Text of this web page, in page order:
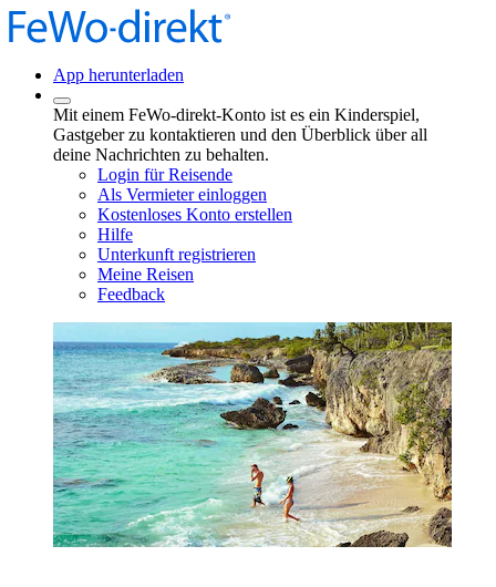
App herunterladen
Mit einem FeWo-direkt-Konto ist es ein Kinderspiel,
Gastgeber zu kontaktieren und den Überblick über all
deine Nachrichten zu behalten.
Login für Reisende
Als Vermieter einloggen
Kostenloses Konto erstellen
Hilfe
Unterkunft registrieren
Meine Reisen
Feedback